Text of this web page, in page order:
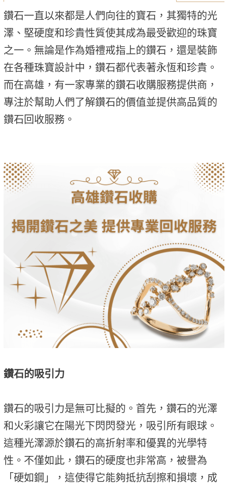
鑽石一直以來都是人們向往的寶石，其獨特的光
澤、堅硬度和珍貴性質使其成為最受歡迎的珠寶
之一。無論是作為婚禮戒指上的鑽石，還是裝飾
在各種珠寶設計中，鑽石都代表著永恆和珍貴。
而在高雄，有一家專業的鑽石收購服務提供商，
專注於幫助人們了解鑽石的價值並提供高品質的
鑽石回收服務。
鑽石的吸引力
鑽石的吸引力是無可比擬的。首先，鑽石的光澤
和火彩讓它在陽光下閃閃發光，吸引所有眼球。
這種光澤源於鑽石的高折射率和優異的光學特
性。不僅如此，鑽石的硬度也非常高，被譽為
「硬如鋼」，這使得它能夠抵抗刮擦和損壞，成